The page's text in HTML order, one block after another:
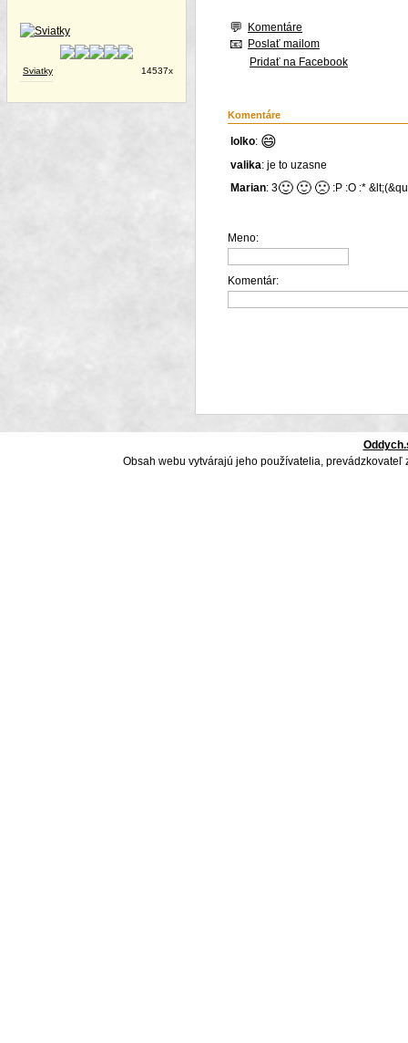
Sviatky 14537x
Komentáre
Poslať mailom
Pridať na Facebook
Komentáre
lolko: 😄
valika: je to uzasne
Marian: 3🙂 🙂 🙁 :P :O :*
Meno:
Komentár:
Obsah webu vytvárajú jeho používatelia,